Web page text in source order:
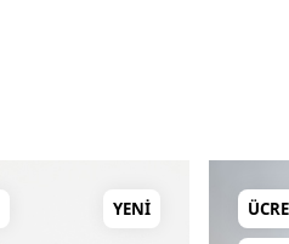
YENI